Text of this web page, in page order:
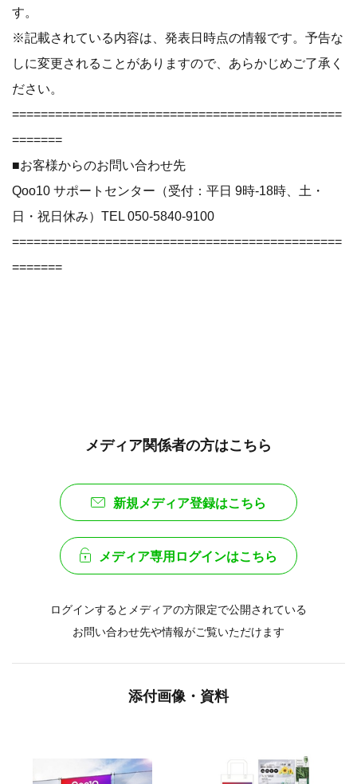
す。
※記載されている内容は、発表日時点の情報です。予告な
しに変更されることがありますので、あらかじめご了承く
ださい。
==============================================
=======
■お客様からのお問い合わせ先
Qoo10 サポートセンター（受付：平日 9時-18時、土・
日・祝日休み）TEL 050-5840-9100
==============================================
=======
メディア関係者の方はこちら
新規メディア登録はこちら
メディア専用ログインはこちら
ログインするとメディアの方限定で公開されている
お問い合わせ先や情報がご覧いただけます
添付画像・資料